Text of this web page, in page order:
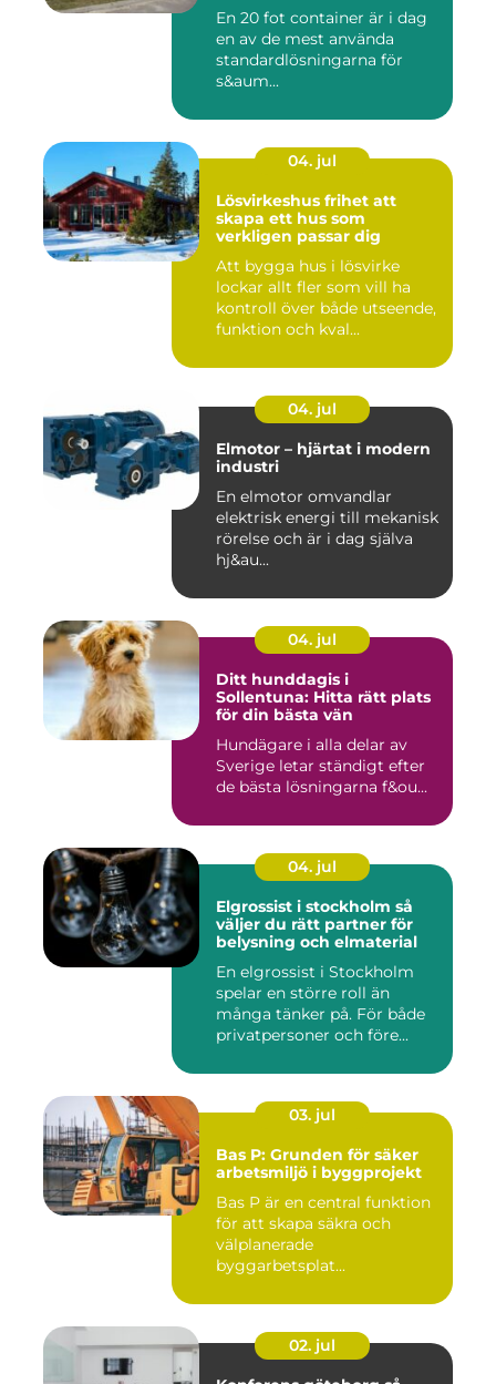
En 20 fot container är i dag
en av de mest använda
standardlösningarna för
s&aum...
04. jul
Lösvirkeshus frihet att
skapa ett hus som
verkligen passar dig
Att bygga hus i lösvirke
lockar allt fler som vill ha
kontroll över både utseende,
funktion och kval...
04. jul
Elmotor – hjärtat i modern
industri
En elmotor omvandlar
elektrisk energi till mekanisk
rörelse och är i dag själva
hj&au...
04. jul
Ditt hunddagis i
Sollentuna: Hitta rätt plats
för din bästa vän
Hundägare i alla delar av
Sverige letar ständigt efter
de bästa lösningarna f&ou...
04. jul
Elgrossist i stockholm så
väljer du rätt partner för
belysning och elmaterial
En elgrossist i Stockholm
spelar en större roll än
många tänker på. För både
privatpersoner och före...
03. jul
Bas P: Grunden för säker
arbetsmiljö i byggprojekt
Bas P är en central funktion
för att skapa säkra och
välplanerade
byggarbetsplat...
02. jul